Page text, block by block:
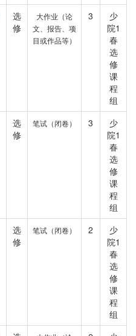
选
修
大作业（论
文、报告、项
目或作品等）
3
少
院1
春
选
修
课
程
组
选
修
笔试（闭卷） 3
少
院1
春
选
修
课
程
组
选
修
笔试（闭卷） 2
少
院1
春
选
修
课
程
组